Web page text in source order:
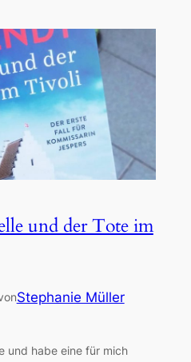
und der Tote im
Stephanie Müller
und habe eine für mich